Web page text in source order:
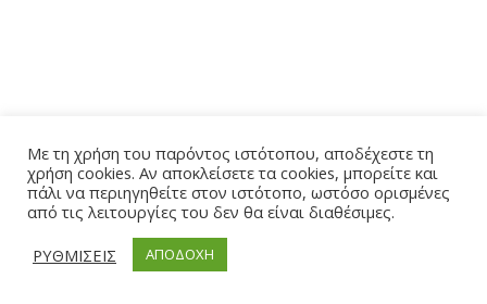
Με τη χρήση του παρόντος ιστότοπου, αποδέχεστε τη
χρήση cookies. Αν αποκλείσετε τα cookies, μπορείτε και
πάλι να περιηγηθείτε στον ιστότοπο, ωστόσο ορισμένες
από τις λειτουργίες του δεν θα είναι διαθέσιμες.
ΡΥΘΜΙΣΕΙΣ
ΑΠΟΔΟΧΗ